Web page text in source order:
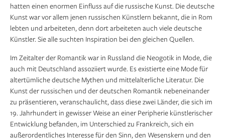
hatten einen enormen Einfluss auf die russische Kunst. Die deutsche
Kunst war vor allem jenen russischen Künstlern bekannt, die in Rom
lebten und arbeiteten, denn dort arbeiteten auch viele deutsche
Künstler. Sie alle suchten Inspiration bei den gleichen Quellen.
Im Zeitalter der Romantik war in Russland die Neogotik in Mode, die
auch mit Deutschland assoziiert wurde. Es existierte eine Mode für
altertümliche deutsche Mythen und mittelalterliche Literatur. Die
Kunst der russischen und der deutschen Romantik nebeneinander
zu präsentieren, veranschaulicht, dass diese zwei Länder, die sich im
19. Jahrhundert in gewisser Weise an einer Peripherie künstlerischer
Entwicklung befanden, im Unterschied zu Frankreich, sich ein
außerordentliches Interesse für den Sinn, den Wesenskern und den